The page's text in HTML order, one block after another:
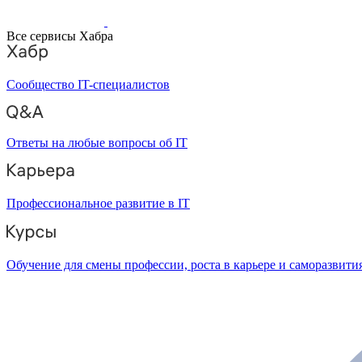
Все сервисы Хабра
Сообщество IT-специалистов
Ответы на любые вопросы об IT
Профессиональное развитие в IT
Обучение для смены профессии, роста в карьере и